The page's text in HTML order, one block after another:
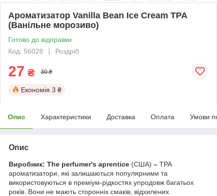
Ароматизатор Vanilla Bean Ice Cream TPA
(Ванільне морозиво)
Готово до відправки
Код: 56028
Роздріб
27 ₴ 30 ₴
Економія 3 ₴
Опис Характеристики Доставка Оплата Умови
Опис
Виробник: The perfumer's aprentice (США) – TPA
ароматизатори, які залишаються популярними та
використовуються в преміум-рідкостях упродовж багатьох
років. Вони не мають сторонніх смаків, відхилених